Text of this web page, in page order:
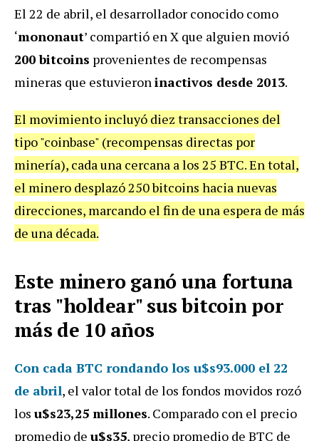
El 22 de abril, el desarrollador conocido como
‘mononaut’ compartió en X que alguien movió
200 bitcoins provenientes de recompensas
mineras que estuvieroninactivos desde 2013.
El movimiento incluyó diez transacciones del
tipo "coinbase" (recompensas directas por
minería), cada una cercana a los 25 BTC. En total,
el minero desplazó 250 bitcoins hacia nuevas
direcciones, marcando el fin de una espera de más
de una década.
Este minero ganó una fortuna
tras "holdear" sus bitcoin por
más de 10 años
Con cada BTC rondando los u$s93.000 el 22
de abril, el valor total de los fondos movidos rozó
los u$s23,25 millones. Comparado con el precio
promedio de u$s35, precio promedio de BTC de